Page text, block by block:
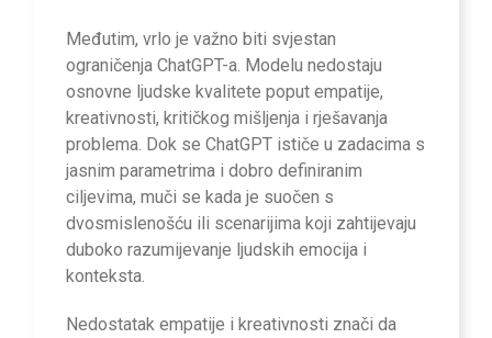
Međutim, vrlo je važno biti svjestan
ograničenja ChatGPT-a. Modelu nedostaju
osnovne ljudske kvalitete poput empatije,
kreativnosti, kritičkog mišljenja i rješavanja
problema. Dok se ChatGPT ističe u zadacima s
jasnim parametrima i dobro definiranim
ciljevima, muči se kada je suočen s
dvosmislenošću ili scenarijima koji zahtijevaju
duboko razumijevanje ljudskih emocija i
konteksta.
Nedostatak empatije i kreativnosti znači da